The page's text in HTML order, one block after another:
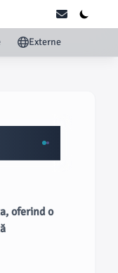
Externe
oferind o